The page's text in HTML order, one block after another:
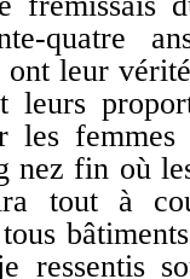
quatre
ont leur
leurs
les
nez fin où
tout à
ressentis